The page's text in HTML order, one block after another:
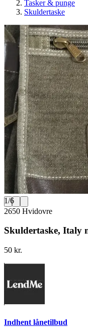
Tasker & punge
Skuldertaske
1/6
2650 Hvidovre
Skuldertaske, Italy
50 kr.
Indhent lånetilbud